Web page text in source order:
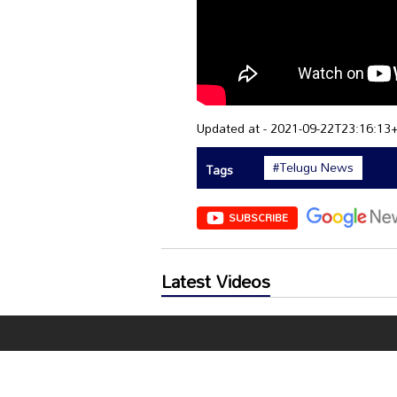
Updated at - 2021-09-
Tags
#Telugu News
SUBSCRIBE
Latest Videos